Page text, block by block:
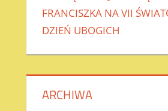
FRANCISZKA NA VII
DZIEŃ UBOGICH
ARCHIWA